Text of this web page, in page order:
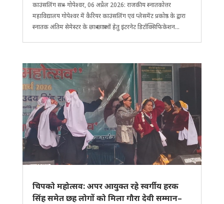
काउंसलिंग सत्र-- गोपेश्वर, 06 अप्रैल 2026: राजकीय स्नातकोत्तर
महाविद्यालय गोपेश्वर में कैरियर काउंसलिंग एवं प्लेसमेंट प्रकोष्ठ के द्वारा
स्नातक अंतिम सेमेस्टर के छात्र-छात्राओं हेतु इंटरनेट डिटॉक्सिफिकेशन...
चिपको महोत्सव: अपर आयुक्त रहे स्वर्गीय हरक
सिंह समेत छह लोगों को मिला गौरा देवी सम्मान–